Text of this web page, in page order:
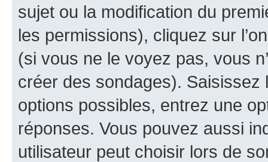
sujet ou la modification du
les permissions), cliquez sur
(si vous ne le voyez pas, vous
créer des sondages).
options possibles, entrez une
réponses. Vous pouvez aussi
utilisateur peut choisir lors de